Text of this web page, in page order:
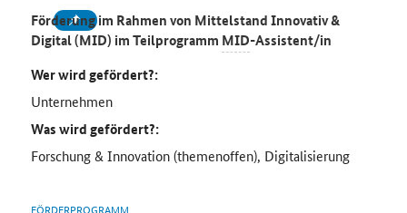
Förderung im Rahmen von Mittelstand Innovativ &
Digital (MID) im Teilprogramm MID-Assistent/in
Wer wird gefördert?:
Unternehmen
Was wird gefördert?:
Forschung & Innovation (themenoffen), Digitalisierung
FÖRDERPROGRAMM